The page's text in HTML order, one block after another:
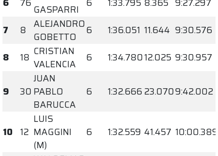
6
76 GASPARRI 6 1:33.795 8.365 9:27.297
7
8 ALEJANDRO
GOBETTO
6 1:36.051 11.644 9:30.576
8
18 CRISTIAN
VALENCIA
6 1:34.78012.025 9:30.957
9 30
JUAN
PABLO
BARUCCA
6 1:32.66623.0709:42.002
10 12
LUIS
MAGGINI
(M)
6 1:32.559 41.457 10:00.389